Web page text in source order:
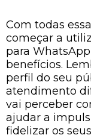
Com todas
começar a
para
benefícios.
perfil do seu
atendimento
vai perceber
ajudar a
fidelizar os